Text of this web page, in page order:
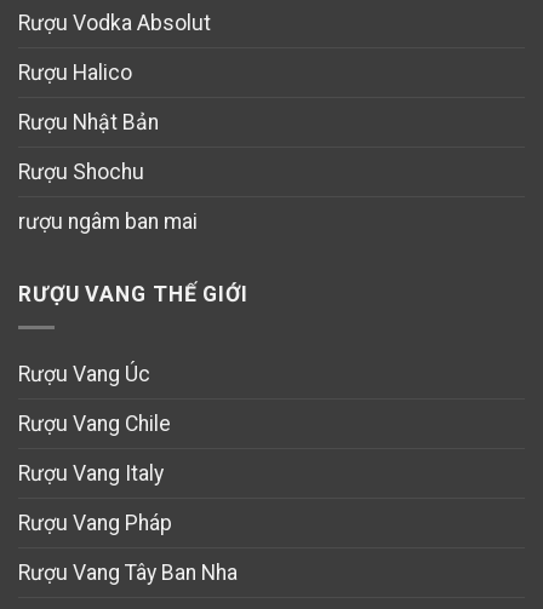
Rượu Vodka Absolut
Rượu Halico
Rượu Nhật Bản
Rượu Shochu
rượu ngâm ban mai
RƯỢU VANG THẾ GIỚI
Rượu Vang Úc
Rượu Vang Chile
Rượu Vang Italy
Rượu Vang Pháp
Rượu Vang Tây Ban Nha